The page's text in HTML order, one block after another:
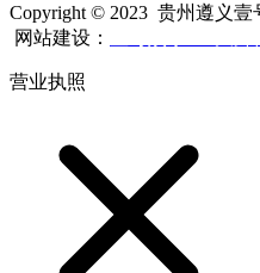
Copyright © 2023 贵州遵义
网站建设：
营业执照